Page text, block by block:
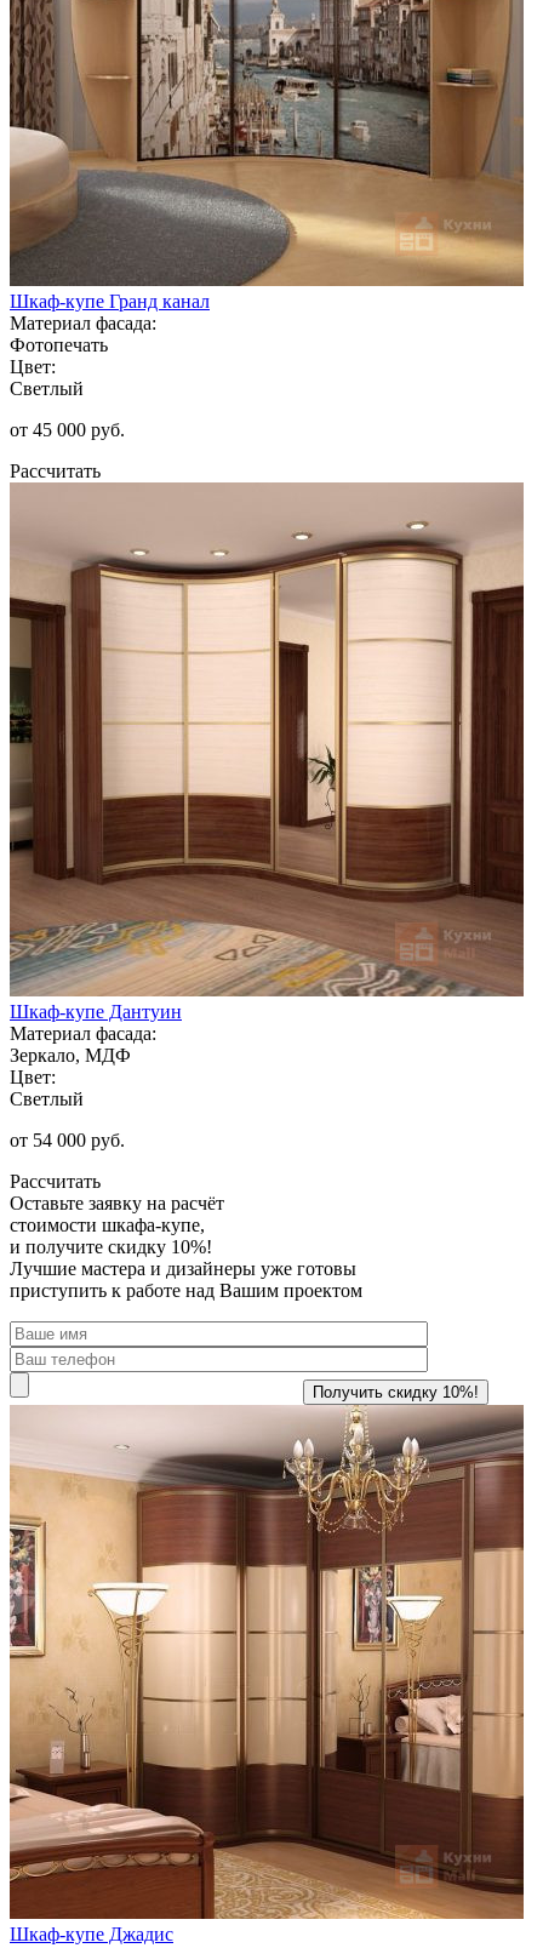
Шкаф-купе Гранд канал
Материал фасада:
Фотопечать
Цвет:
Светлый
от 45 000 руб.
Рассчитать
Шкаф-купе Дантуин
Материал фасада:
Зеркало, МДФ
Цвет:
Светлый
от 54 000 руб.
Рассчитать
Оставьте заявку на расчёт
стоимости шкафа-купе,
и получите скидку 10%!
Лучшие мастера и дизайнеры уже готовы
приступить к работе над Вашим проектом
Шкаф-купе Джадис